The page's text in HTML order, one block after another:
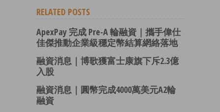
RELATED POSTS
ApexPay 完成 Pre-A 輪融資｜攜手偉仕
佳傑推動企業級穩定幣結算網絡落地
融資消息｜博歌獲富士康旗下斥2.3億
入股
融資消息｜圓幣完成4000萬美元A2輪
融資